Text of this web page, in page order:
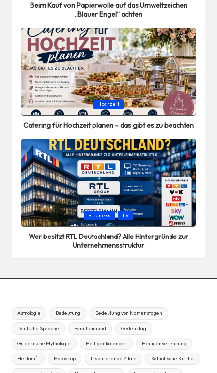
Beim Kauf von Papierwolle auf das Umweltzeichen
„Blauer Engel“ achten
Posted
in
Hochzeit
Catering für Hochzeit planen – das gibt es zu beachten
Posted
in
Business TV
Wer besitzt RTL Deutschland? Alle Hintergründe zur
Unternehmensstruktur
Astrologie Bedeutung Bedeutung von Namenstagen
Deutsche Sprache Familienhund Gedenktag
Griechische Mythologie Heiligenkalender Heiligenverehrung
Herkunft Horoskop Inspirierende Zitate Katholische Kirche